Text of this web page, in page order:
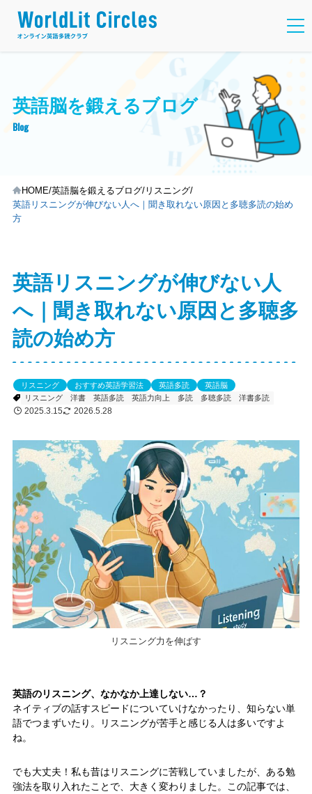
英語脳を鍛えるブログ
Blog
HOME 英語脳を鍛えるブログ リスニング
英語リスニングが伸びない人へ｜聞き取れない原因と多聴多読の始め
方
英語リスニングが伸びない人
へ｜聞き取れない原因と多聴多
読の始め方
リスニング おすすめ英語学習法 英語多読
英語脳
リスニング
洋書 英語多読 英語力向上 多読 多聴多読 洋書多読
2025.3.15 2026.5.28
リスニング力を伸ばす
英語のリスニング、なかなか上達しない…？
ネイティブの話すスピードについていけなかったり、知らない単
語でつまずいたり。リスニングが苦手と感じる人は多いですよ
ね。
でも大丈夫！私も昔はリスニングに苦戦していましたが、ある勉
強法を取り入れたことで、大きく変わりました。この記事では、